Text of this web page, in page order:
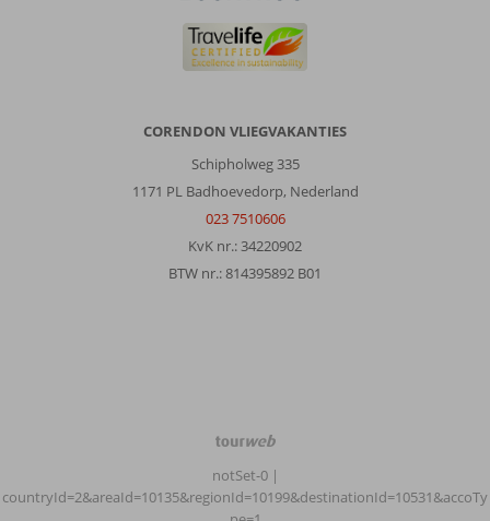
CORENDON VLIEGVAKANTIES
Schipholweg 335
1171 PL Badhoevedorp, Nederland
023 7510606
KvK nr.: 34220902
BTW nr.: 814395892 B01
TourWeb
©
NetMatch
notSet-0 |
countryId=2&areaId=10135&regionId=10199&destinationId=10531&accoTy